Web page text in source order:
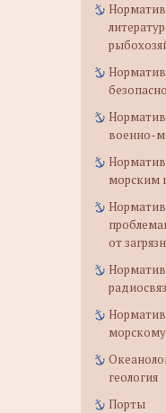
военно-
морским
от
геология
Порты